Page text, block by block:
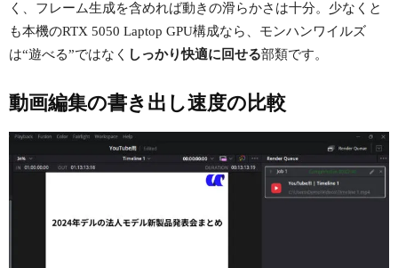
く、フレーム生成を含めれば動きの滑らかさは十分。少なくと
も本機のRTX 5050 Laptop GPU構成なら、モンハンワイルズ
は“遊べる”ではなく しっかり快適に回せる部類です。
動画編集の書き出し速度の比較